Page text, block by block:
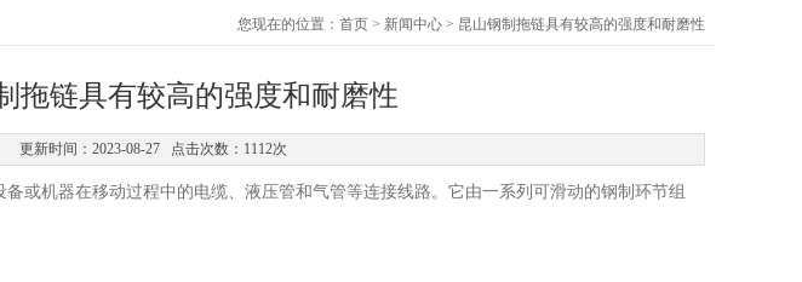
您现在的位置： 首页 > 新闻中心 > 昆山钢制拖链具有较高的强度和耐磨性
拖链具有较高的强度和耐磨性
更新时间：2023-08-27 点击次数：1112次
机器在移动过程中的电缆、液压管和气管等连接线路。它由一系列可滑动的钢制环节组